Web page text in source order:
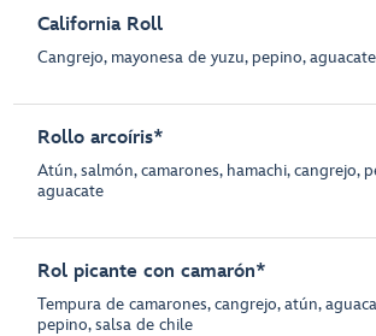
California Roll
Cangrejo, mayonesa de yuzu, pepino, aguacate
Rollo arcoíris*
Atún, salmón, camarones, hamachi, cangrejo,
aguacate
Rol picante con camarón*
Tempura de camarones, cangrejo, atún,
pepino, salsa de chile